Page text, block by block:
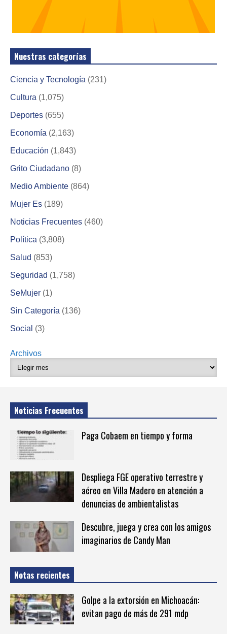
Nuestras categorías
Ciencia y Tecnología (231)
Cultura (1,075)
Deportes (655)
Economía (2,163)
Educación (1,843)
Grito Ciudadano (8)
Medio Ambiente (864)
Mujer Es (189)
Noticias Frecuentes (460)
Política (3,808)
Salud (853)
Seguridad (1,758)
SeMujer (1)
Sin Categoría (136)
Social (3)
Archivos
Noticias Frecuentes
Paga Cobaem en tiempo y forma
Despliega FGE operativo terrestre y
aéreo en Villa Madero en atención a
denuncias de ambientalistas
Descubre, juega y crea con los amigos
imaginarios de Candy Man
Notas recientes
Golpe a la extorsión en Michoacán:
evitan pago de más de 291 mdp